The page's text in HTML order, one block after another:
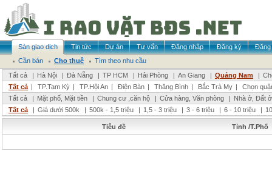
Sàn giao dịch Tin tức Dự án Tư vấn Đăng nhập Đăng ký
Đăng
Cần bán
Cho thuê
Tìm theo nhu cầu
Tất cả
| Hà Nội | Đà Nẵng | TP HCM | Hải Phòng | An Giang | Quảng Nam |
Tất cả | TP.Tam Kỳ | TP.Hội An | Điện Bàn | Thăng Bình | Bắc Trà My |
Chọn
Tất cả
| Mặt phố, Mặt tiền | Chung cư ,căn hộ | Cửa hàng, Văn phòng | Nhà ở, Đất ở
Tất cả
| Giá dưới 500k | 500k - 1,5 triệu | 1,5 - 3 triệu | 3 - 6 triệu | 6 - 10 triệu |
Tiêu đề Tỉnh /T.Phố